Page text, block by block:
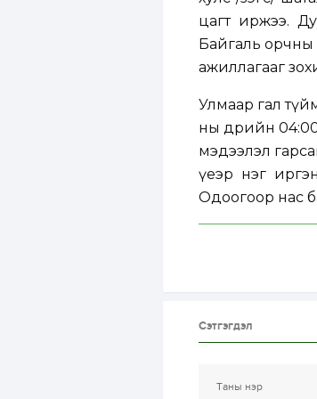
цагт иржээ.
Байгаль орчны
ажиллагааг
Улмаар гал
ны өдрийн
мэдээлэл
үеэр нэг
Одоогоор нас
Сэтгэгдэл